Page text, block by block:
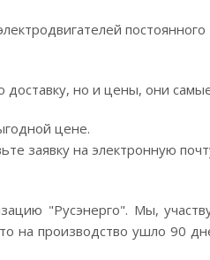
постоянного
но и цены, они
цене.
заявку на электронную
"Русэнерго". Мы,
на производство ушло 90